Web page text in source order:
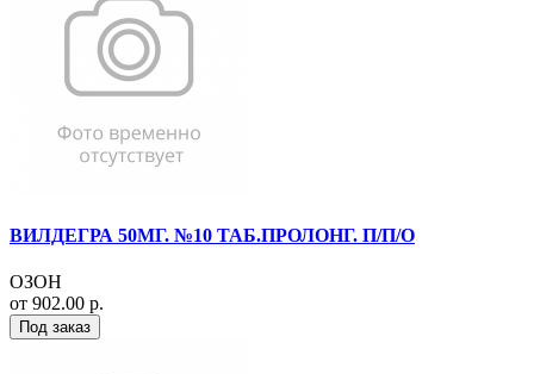
ВИЛДЕГРА 50МГ. №10 ТАБ.ПРОЛОНГ. П/П/О
ОЗОН
от 902.00 р.
Под заказ